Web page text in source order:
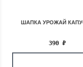
ШАПКА УРОЖАЙ
390 ₽